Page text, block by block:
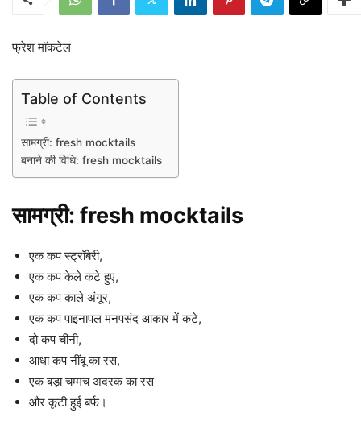
फ्रेश मॉकटेल
Table of Contents
सामग्री: fresh mocktails
बनाने की विधि: fresh mocktails
सामग्री: fresh mocktails
एक कप स्ट्रॉबेरी,
एक कप केले कटे हुए,
एक कप काले अंगूर,
एक कप पाइनापल मनपसंद आकार में कटे,
दो कप चीनी,
आधा कप नींबू का रस,
एक बड़ा चम्मच अदरक का रस
और कूटी हुई बर्फ।